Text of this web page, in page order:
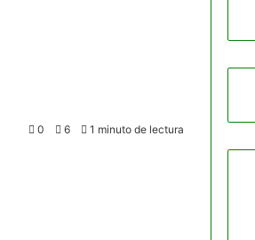
0 6 1 minuto de lectura